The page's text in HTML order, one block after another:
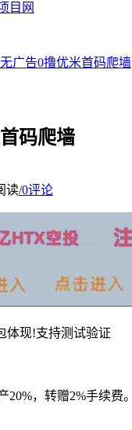
目网
广告0撸优米首码爬墙
码爬墙
读/0评论
体现!支持测试验证
，转赠2%手续费。